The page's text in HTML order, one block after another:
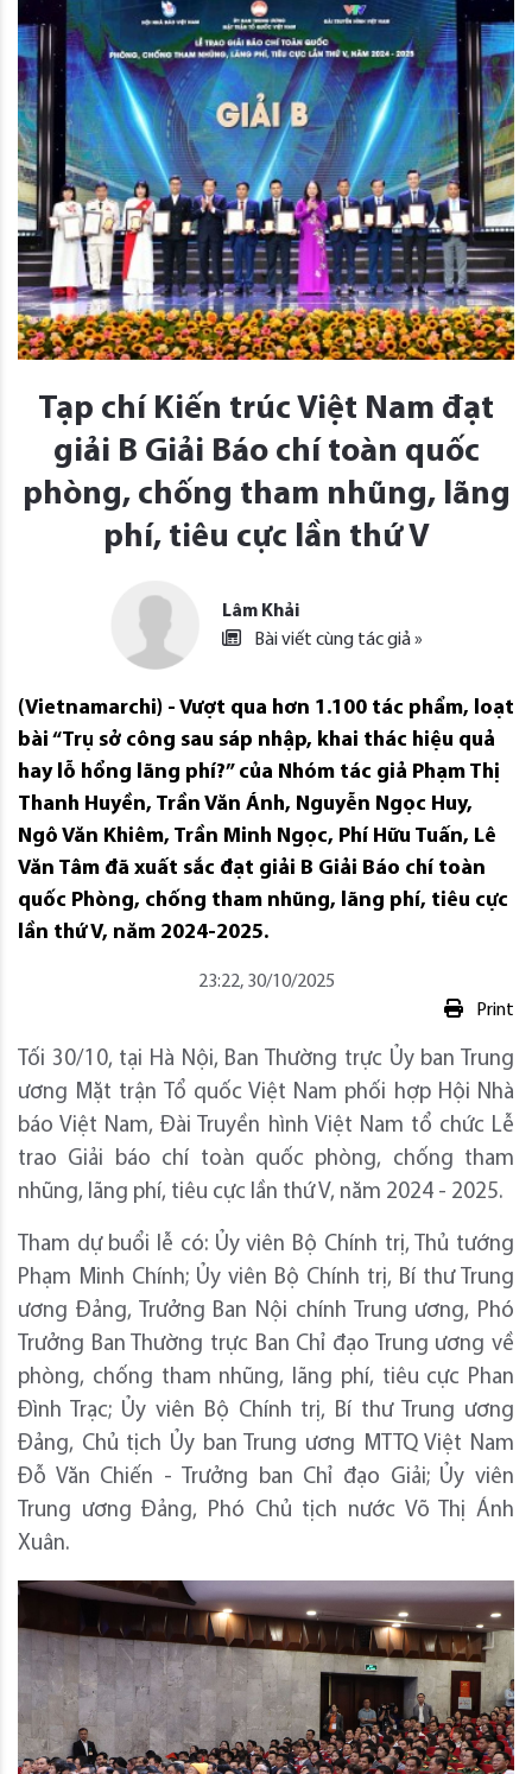
Tạp chí Kiến trúc Việt Nam đạt
giải B Giải Báo chí toàn quốc
phòng, chống tham nhũng, lãng
phí, tiêu cực lần thứ V
Lâm Khải
Bài viết cùng tác giả »
(Vietnamarchi) - Vượt qua hơn 1.100 tác phẩm, loạt
bài “Trụ sở công sau sáp nhập, khai thác hiệu quả
hay lỗ hổng lãng phí?” của Nhóm tác giả Phạm Thị
Thanh Huyền, Trần Văn Ánh, Nguyễn Ngọc Huy,
Ngô Văn Khiêm, Trần Minh Ngọc, Phí Hữu Tuấn, Lê
Văn Tâm đã xuất sắc đạt giải B Giải Báo chí toàn
quốc Phòng, chống tham nhũng, lãng phí, tiêu cực
lần thứ V, năm 2024-2025.
23:22, 30/10/2025
Print
Tối 30/10, tại Hà Nội, Ban Thường trực Ủy ban Trung
ương Mặt trận Tổ quốc Việt Nam phối hợp Hội Nhà
báo Việt Nam, Đài Truyền hình Việt Nam tổ chức Lễ
trao Giải báo chí toàn quốc phòng, chống tham
nhũng, lãng phí, tiêu cực lần thứ V, năm 2024 - 2025.
Tham dự buổi lễ có: Ủy viên Bộ Chính trị, Thủ tướng
Phạm Minh Chính; Ủy viên Bộ Chính trị, Bí thư Trung
ương Đảng, Trưởng Ban Nội chính Trung ương, Phó
Trưởng Ban Thường trực Ban Chỉ đạo Trung ương về
phòng, chống tham nhũng, lãng phí, tiêu cực Phan
Đình Trạc; Ủy viên Bộ Chính trị, Bí thư Trung ương
Đảng, Chủ tịch Ủy ban Trung ương MTTQ Việt Nam
Đỗ Văn Chiến - Trưởng ban Chỉ đạo Giải; Ủy viên
Trung ương Đảng, Phó Chủ tịch nước Võ Thị Ánh
Xuân.